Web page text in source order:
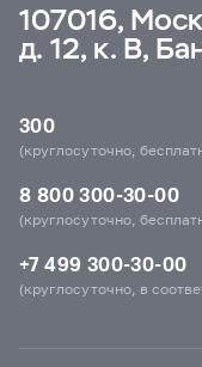
107016,
д. 12, к. В,
300
(круглосуточно,
8 800 300-30-00
(круглосуточно,
+7 499 300-30-00
(круглосуточно, в